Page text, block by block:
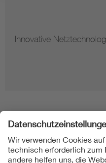
Innovative
Folgen Sie uns